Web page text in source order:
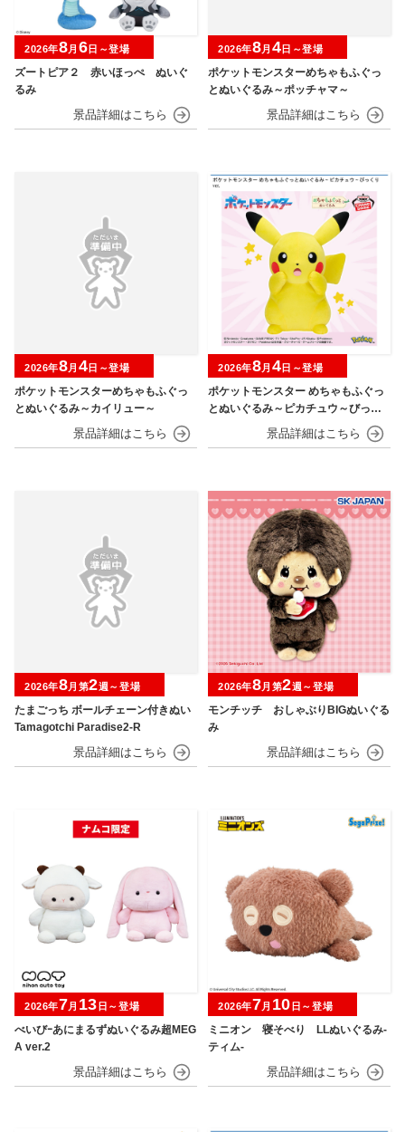
ズートピア２ 赤いほっぺ ぬいぐ
るみ
2026年8月 6日～登場
ポケットモンスターめちゃもふぐっ
とぬいぐるみ～ポッチャマ～
2026年8月 4日～登場
ポケットモンスターめちゃもふぐっ
とぬいぐるみ～カイリュー～
2026年8月 4日～登場
ポケットモンスター めちゃもふぐっ
とぬいぐるみ～ピカチュウ～びっく
2026年8月 4日～登場
たまごっち ボールチェーン付きぬい
Tamagotchi Paradise2-R
2026年8月第2週～登場
モンチッチ おしゃぶりBIGぬいぐる
み
2026年8月第2週～登場
べいびｰあにまるずぬいぐるみ超MEG
A ver.2
2026年7月 13 日～登場
ミニオン 寝そべり LLぬいぐるみ‐
ティム‐
2026年7月 10 日～登場